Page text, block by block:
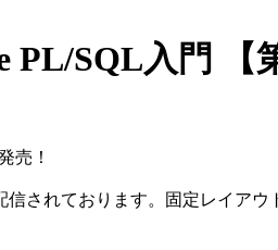
SQL入門 【
売！
されております。固定レイア